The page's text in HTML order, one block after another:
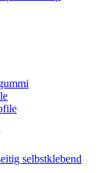
selbstklebend